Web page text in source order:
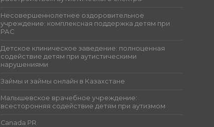
Несовершеннолетнее оздоровительное
учреждение: комплексная поддержка детям при
РАС
Детское клиническое заведение: полноценная
содействие детям при аутистическими
нарушениями
Займы и займы онлайн в Казахстане
Малышевское врачебное учреждение:
всесторонняя содействие детям при аутизмом
Canada PR